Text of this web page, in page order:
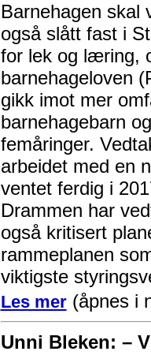
Barnehagen skal
også slått fast i
for lek og læring,
barnehageloven
gikk imot mer
barnehagebarn
femåringer.
arbeidet med en
ventet ferdig i
Drammen har
også kritisert
rammeplanen
viktigste
Les mer(åpnes i
Unni Bleken: –